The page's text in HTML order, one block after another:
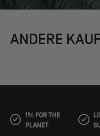
ANDERE
1% FOR THE
PLANET